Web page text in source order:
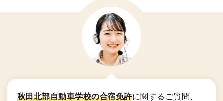
秋田北部自動車学校の合宿免許に関する ご質問、